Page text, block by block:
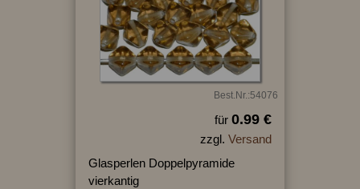
Best.Nr.:54076
für 0.99 €
zzgl. Versand
Glasperlen Doppelpyramide
vierkantig